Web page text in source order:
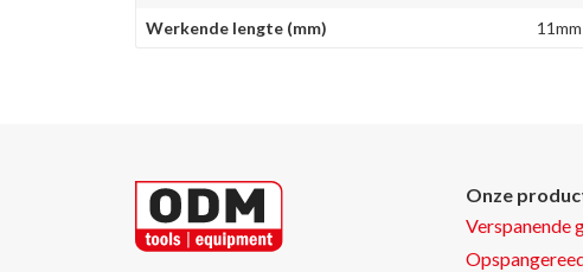
Werkende lengte (mm)
11mm
Onze
Verspanende